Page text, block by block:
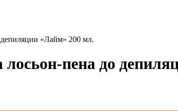
«Лайм» 200 мл.
пена до